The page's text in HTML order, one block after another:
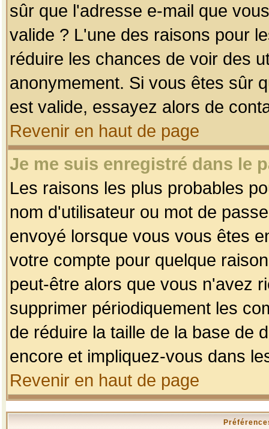
sûr que l'adresse e-mail que
valide ? L'une des raisons pour
réduire les chances de voir des
anonymement. Si vous êtes sûr
est valide, essayez alors de
Revenir en haut de page
Je me suis enregistré dans le
Les raisons les plus probables
nom d'utilisateur ou mot de
envoyé lorsque vous vous êtes
votre compte pour quelque
peut-être alors que vous n'avez
supprimer périodiquement les
de réduire la taille de la base de
encore et impliquez-vous dans
Revenir en haut de page